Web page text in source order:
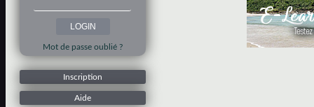
Mot de passe oublié ?
Inscription
Aide